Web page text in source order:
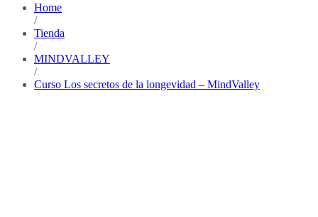
Home
/
Tienda
/
MINDVALLEY
/
Curso Los secretos de la longevidad – MindValley